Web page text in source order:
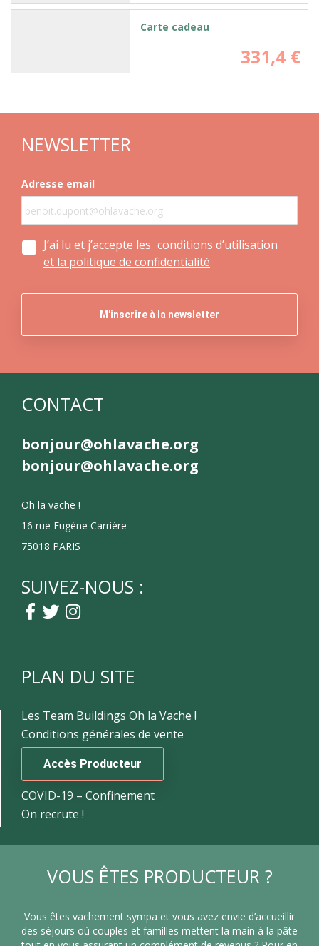
Carte cadeau
331,4 €
NEWSLETTER
Adresse email
J’ai lu et j’accepte les conditions d’utilisation
et la politique de confidentialité
CONTACT
bonjour@ohlavache.org
bonjour@ohlavache.org
Oh la vache !
16 rue Eugène Carrière
75018 PARIS
SUIVEZ-NOUS :
PLAN DU SITE
Les Team Buildings Oh la Vache !
Conditions générales de vente
Accès Producteur
COVID-19 – Confinement
On recrute !
VOUS ÊTES PRODUCTEUR ?
Vous êtes vachement sympa et vous avez envie d’accueillir
des séjours où couples et familles mettent la main à la pâte